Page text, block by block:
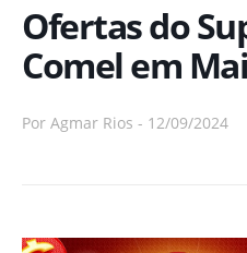
Ofertas do
Comel em
Por Agmar Rios - 12/09/2024